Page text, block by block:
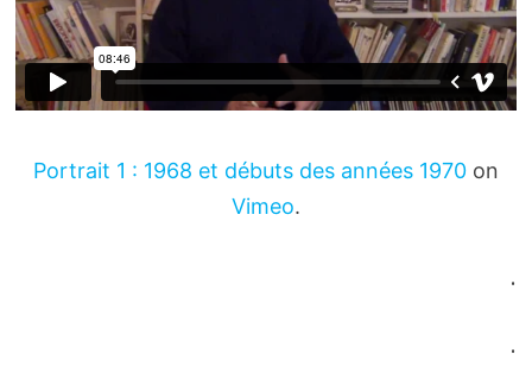
Portrait 1 : 1968 et débuts des années 1970on
Vimeo.
.
.